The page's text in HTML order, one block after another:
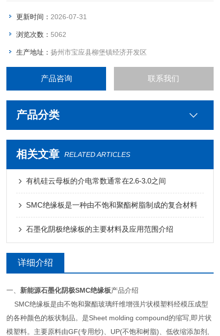
更新时间： 2026-07-31
浏览次数： 5062
生产地址：扬州市宝应县柳堡镇经济开发区
产品咨询 联系我们
产品分类
相关文章 RELATED ARTICLES
有机硅云母板的介电常数通常在2.6-3.0之间
SMC绝缘板是一种由不饱和聚酯树脂制成的复合材料
石墨化阴极绝缘板的主要材料及应用范围介绍
详细介绍
一、 新能源石墨化阴极SMC绝缘板产品介绍
SMC绝缘板是由不饱和聚酯玻璃纤维增强片状模塑料经模压成型
的各种颜色的板状制品。是Sheet molding compound的缩写,即片状
模塑料。主要原料由GF(专用纱)、UP(不饱和树脂)、低收缩添加剂,